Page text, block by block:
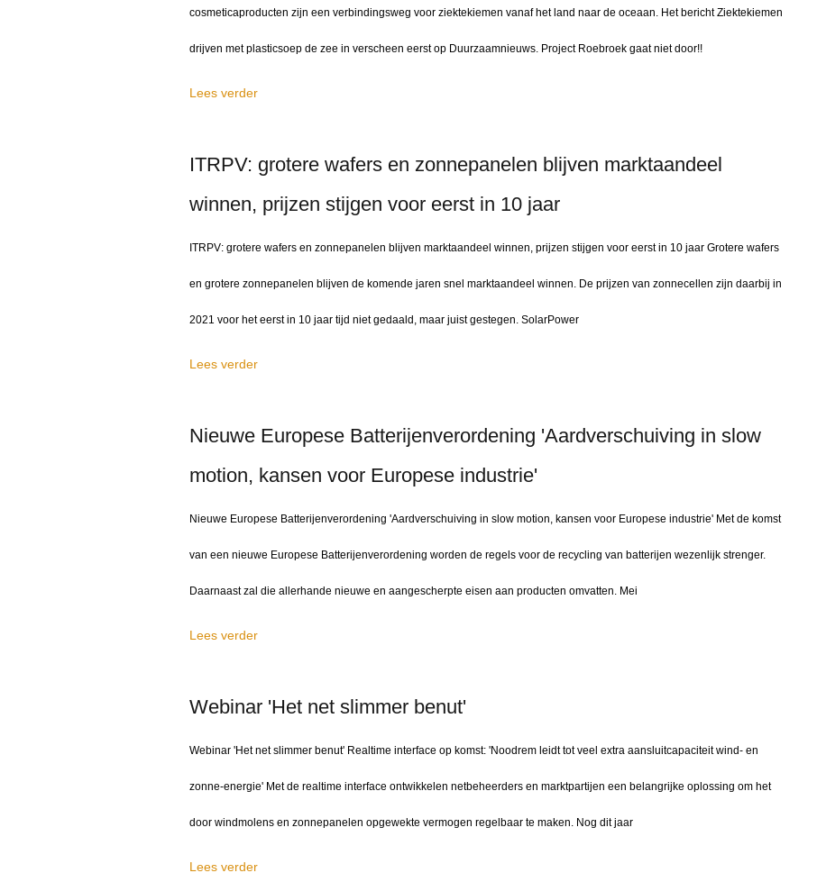
cosmeticaproducten zijn een verbindingsweg voor ziektekiemen vanaf het land naar de oceaan. Het bericht Ziektekiemen
drijven met plasticsoep de zee in verscheen eerst op Duurzaamnieuws. Project Roebroek gaat niet door!!
Lees verder
ITRPV: grotere wafers en zonnepanelen blijven marktaandeel
winnen, prijzen stijgen voor eerst in 10 jaar
ITRPV: grotere wafers en zonnepanelen blijven marktaandeel winnen, prijzen stijgen voor eerst in 10 jaar Grotere wafers
en grotere zonnepanelen blijven de komende jaren snel marktaandeel winnen. De prijzen van zonnecellen zijn daarbij in
2021 voor het eerst in 10 jaar tijd niet gedaald, maar juist gestegen. SolarPower
Lees verder
Nieuwe Europese Batterijenverordening 'Aardverschuiving in slow
motion, kansen voor Europese industrie'
Nieuwe Europese Batterijenverordening 'Aardverschuiving in slow motion, kansen voor Europese industrie' Met de komst
van een nieuwe Europese Batterijenverordening worden de regels voor de recycling van batterijen wezenlijk strenger.
Daarnaast zal die allerhande nieuwe en aangescherpte eisen aan producten omvatten. Mei
Lees verder
Webinar 'Het net slimmer benut'
Webinar 'Het net slimmer benut' Realtime interface op komst: 'Noodrem leidt tot veel extra aansluitcapaciteit wind- en
zonne-energie' Met de realtime interface ontwikkelen netbeheerders en marktpartijen een belangrijke oplossing om het
door windmolens en zonnepanelen opgewekte vermogen regelbaar te maken. Nog dit jaar
Lees verder